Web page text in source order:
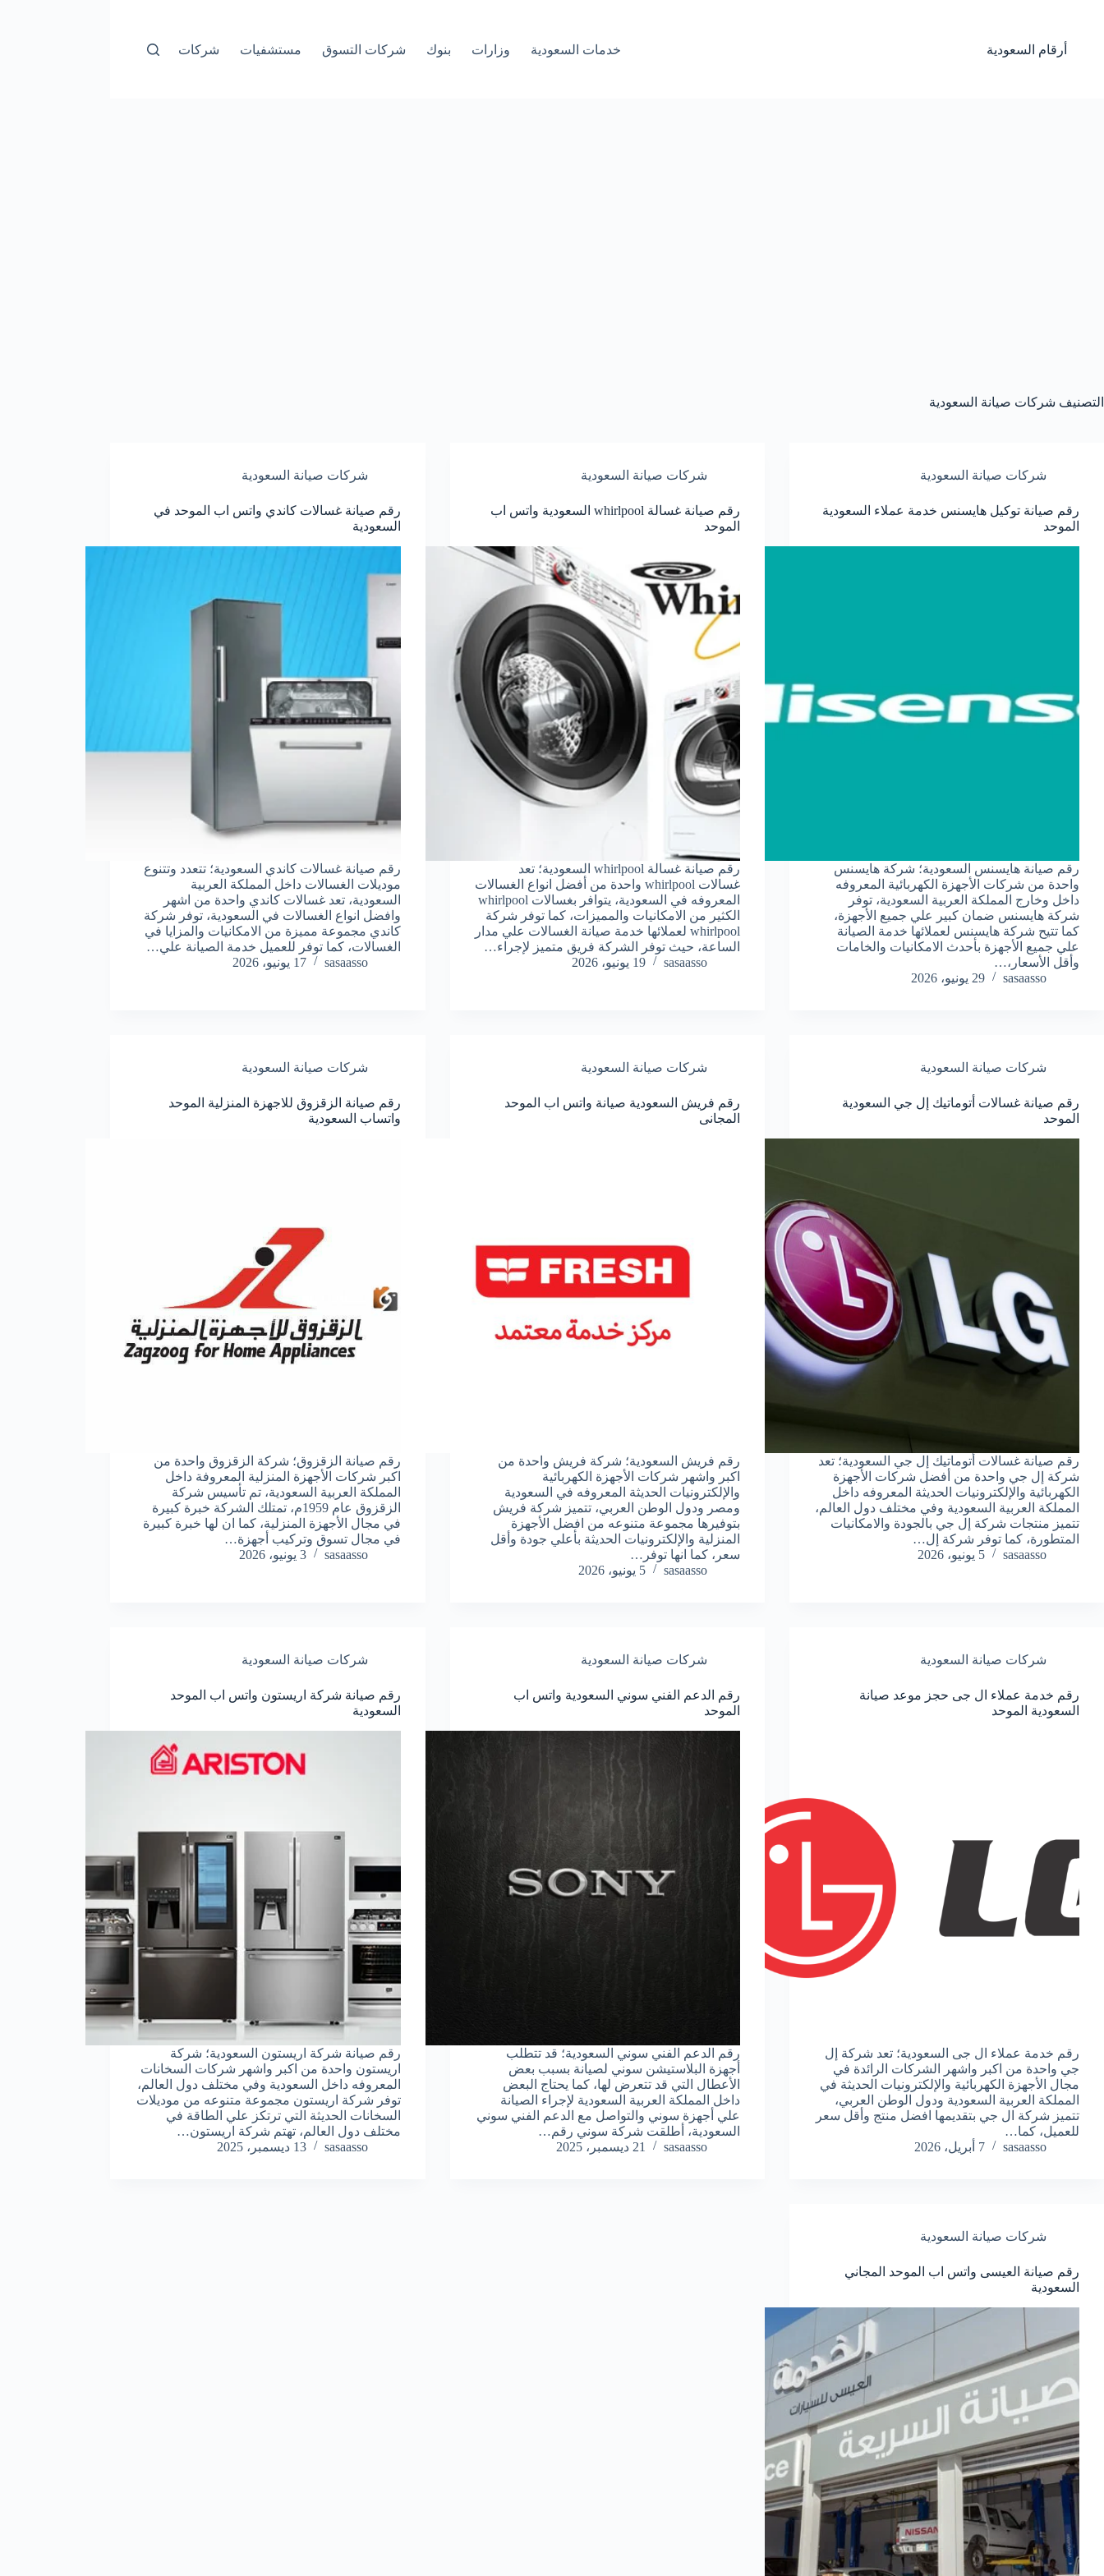
المحتوى
أرقام السعودية خدمات السعودية وزارات بنوك شركات التسوق مستشفيات شركات
التصنيف شركات صيانة السعودية
شركات صيانة السعودية
رقم صيانة توكيل هايسنس خدمة عملاء السعودية
الموحد
رقم صيانة هايسنس السعودية؛ شركة هايسنس
واحدة من شركات الأجهزة الكهربائية المعروفه
داخل وخارج المملكة العربية السعودية، توفر
شركة هايسنس ضمان كبير علي جميع الأجهزة،
كما تتيح شركة هايسنس لعملائها خدمة الصيانة
علي جميع الأجهزة بأحدث الامكانيات والخامات
وأقل الأسعار،…
sasaasso
29 يونيو، 2026
شركات صيانة السعودية
رقم صيانة غسالة whirlpool السعودية واتس اب
الموحد
رقم صيانة غسالة whirlpool السعودية؛ تعد
غسالات whirlpool واحدة من أفضل انواع الغسالات
المعروفه في السعودية، يتوافر بغسالات whirlpool
الكثير من الامكانيات والمميزات، كما توفر شركة
whirlpool لعملائها خدمة صيانة الغسالات علي مدار
الساعة، حيث توفر الشركة فريق متميز لإجراء…
sasaasso
19 يونيو، 2026
شركات صيانة السعودية
رقم صيانة غسالات كاندي واتس اب الموحد في
السعودية
رقم صيانة غسالات كاندي السعودية؛ تتعدد وتتنوع
موديلات الغسالات داخل المملكة العربية
السعودية، تعد غسالات كاندي واحدة من اشهر
وافضل انواع الغسالات في السعودية، توفر شركة
كاندي مجموعة مميزة من الامكانيات والمزايا في
الغسالات، كما توفر للعميل خدمة الصيانة علي…
sasaasso
17 يونيو، 2026
شركات صيانة السعودية
رقم صيانة غسالات أتوماتيك إل جي السعودية
الموحد
رقم صيانة غسالات أتوماتيك إل جي السعودية؛ تعد
شركة إل جي واحدة من أفضل شركات الأجهزة
الكهربائية والإلكترونيات الحديثة المعروفه داخل
المملكة العربية السعودية وفي مختلف دول العالم،
تتميز منتجات شركة إل جي بالجودة والامكانيات
المتطورة، كما توفر شركة إل…
sasaasso
5 يونيو، 2026
شركات صيانة السعودية
رقم فريش السعودية صيانة واتس اب الموحد
المجانى
رقم فريش السعودية؛ شركة فريش واحدة من
اكبر واشهر شركات الأجهزة الكهربائية
والإلكترونيات الحديثة المعروفه في السعودية
ومصر ودول الوطن العربي، تتميز شركة فريش
بتوفيرها مجموعة متنوعه من افضل الأجهزة
المنزلية والإلكترونيات الحديثة بأعلي جودة وأقل
سعر، كما انها توفر…
sasaasso
5 يونيو، 2026
شركات صيانة السعودية
رقم صيانة الزقزوق للاجهزة المنزلية الموحد
واتساب السعودية
رقم صيانة الزقزوق؛ شركة الزقزوق واحدة من
اكبر شركات الأجهزة المنزلية المعروفة داخل
المملكة العربية السعودية، تم تأسيس شركة
الزقزوق عام 1959م، تمتلك الشركة خبرة كبيرة
في مجال الأجهزة المنزلية، كما ان لها خبرة كبيرة
في مجال تسوق وتركيب أجهزة…
sasaasso
3 يونيو، 2026
شركات صيانة السعودية
رقم خدمة عملاء ال جى حجز موعد صيانة
السعودية الموحد
رقم خدمة عملاء ال جى السعودية؛ تعد شركة إل
جي واحدة من اكبر واشهر الشركات الرائدة في
مجال الأجهزة الكهربائية والإلكترونيات الحديثة في
المملكة العربية السعودية ودول الوطن العربي،
تتميز شركة ال جي بتقديمها افضل منتج وأقل سعر
للعميل، كما…
sasaasso
7 أبريل، 2026
شركات صيانة السعودية
رقم الدعم الفني سوني السعودية واتس اب
الموحد
رقم الدعم الفني سوني السعودية؛ قد تتطلب
أجهزة البلاستيشن سوني لصيانة بسبب بعض
الأعطال التي قد تتعرض لها، كما يحتاج البعض
داخل المملكة العربية السعودية لإجراء الصيانة
علي أجهزة سوني والتواصل مع الدعم الفني سوني
السعودية، أطلقت شركة سوني رقم…
sasaasso
21 ديسمبر، 2025
شركات صيانة السعودية
رقم صيانة شركة اريستون واتس اب الموحد
السعودية
رقم صيانة شركة اريستون السعودية؛ شركة
اريستون واحدة من اكبر واشهر شركات السخانات
المعروفه داخل السعودية وفي مختلف دول العالم،
توفر شركة اريستون مجموعة متنوعه من موديلات
السخانات الحديثة التي ترتكز علي الطاقة في
مختلف دول العالم، تهتم شركة اريستون…
sasaasso
13 ديسمبر، 2025
شركات صيانة السعودية
رقم صيانة العيسى واتس اب الموحد المجاني
السعودية